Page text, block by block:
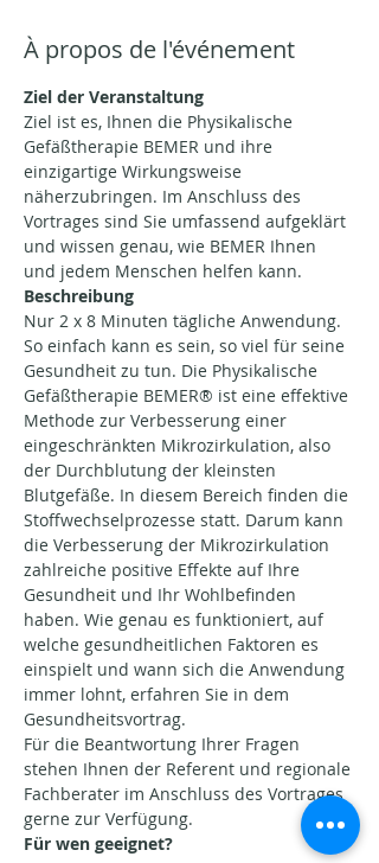
À propos de l'événement
Ziel der Veranstaltung
Ziel ist es, Ihnen die Physikalische
Gefäßtherapie BEMER und ihre
einzigartige Wirkungsweise
näherzubringen. Im Anschluss des
Vortrages sind Sie umfassend aufgeklärt
und wissen genau, wie BEMER Ihnen
und jedem Menschen helfen kann.
Beschreibung
Nur 2 x 8 Minuten tägliche Anwendung.
So einfach kann es sein, so viel für seine
Gesundheit zu tun. Die Physikalische
Gefäßtherapie BEMER® ist eine effektive
Methode zur Verbesserung einer
eingeschränkten Mikrozirkulation, also
der Durchblutung der kleinsten
Blutgefäße. In diesem Bereich finden die
Stoffwechselprozesse statt. Darum kann
die Verbesserung der Mikrozirkulation
zahlreiche positive Effekte auf Ihre
Gesundheit und Ihr Wohlbefinden
haben. Wie genau es funktioniert, auf
welche gesundheitlichen Faktoren es
einspielt und wann sich die Anwendung
immer lohnt, erfahren Sie in dem
Gesundheitsvortrag.
Für die Beantwortung Ihrer Fragen
stehen Ihnen der Referent und regionale
Fachberater im Anschluss des Vortrages
gerne zur Verfügung.
Für wen geeignet?